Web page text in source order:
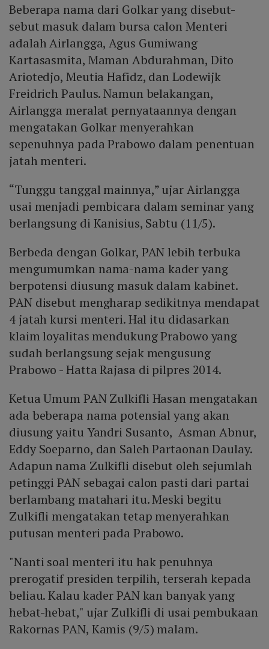
Beberapa nama dari Golkar yang disebut-
sebut masuk dalam bursa calon Menteri
adalah Airlangga, Agus Gumiwang
Kartasasmita, Maman Abdurahman, Dito
Ariotedjo, Meutia Hafidz, dan Lodewijk
Freidrich Paulus. Namun belakangan,
Airlangga meralat pernyataannya dengan
mengatakan Golkar menyerahkan
sepenuhnya pada Prabowo dalam penentuan
jatah menteri.
“Tunggu tanggal mainnya,” ujar Airlangga
usai menjadi pembicara dalam seminar yang
berlangsung di Kanisius, Sabtu (11/5).
Berbeda dengan Golkar, PAN lebih terbuka
mengumumkan nama-nama kader yang
berpotensi diusung masuk dalam kabinet.
PAN disebut mengharap sedikitnya mendapat
4 jatah kursi menteri. Hal itu didasarkan
klaim loyalitas mendukung Prabowo yang
sudah berlangsung sejak mengusung
Prabowo - Hatta Rajasa di pilpres 2014.
Ketua Umum PAN Zulkifli Hasan mengatakan
ada beberapa nama potensial yang akan
diusung yaitu Yandri Susanto, Asman Abnur,
Eddy Soeparno, dan Saleh Partaonan Daulay.
Adapun nama Zulkifli disebut oleh sejumlah
petinggi PAN sebagai calon pasti dari partai
berlambang matahari itu. Meski begitu
Zulkifli mengatakan tetap menyerahkan
putusan menteri pada Prabowo.
"Nanti soal menteri itu hak penuhnya
prerogatif presiden terpilih, terserah kepada
beliau. Kalau kader PAN kan banyak yang
hebat-hebat," ujar Zulkifli di usai pembukaan
Rakornas PAN, Kamis (9/5) malam.